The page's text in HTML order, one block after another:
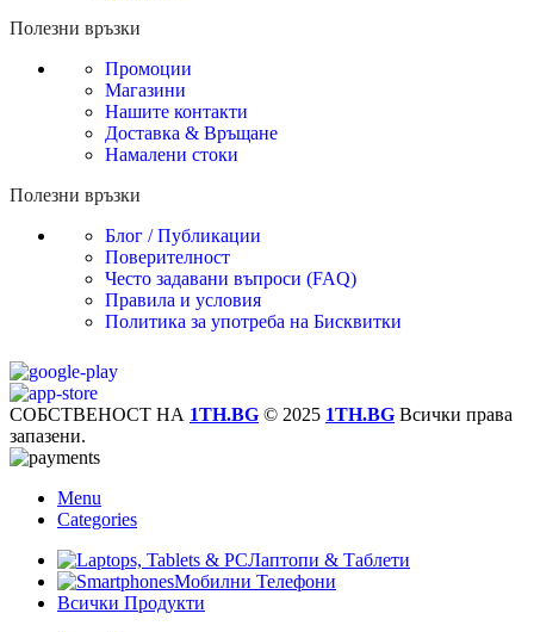
Полезни връзки
Промоции
Магазини
Нашите контакти
Доставка & Връщане
Намалени стоки
Полезни връзки
Блог / Публикации
Поверителност
Често задавани въпроси (FAQ)
Правила и условия
Политика за употреба на Бисквитки
СОБСТВЕНОСТ НА 1TH.BG © 2025 1TH.BG Всички права
запазени.
Menu
Categories
Лаптопи & Таблети
Мобилни Телефони
Всички Продукти